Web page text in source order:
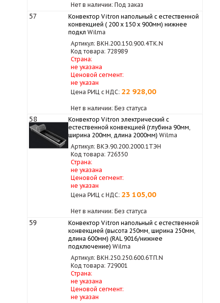
Нет в наличии: Под заказ
57
Конвектор Vitron напольный с естественной
конвекцией ( 200 х 150 х 900мм) нижнее
подкл Wilma
Артикул: ВКН.200.150.900.4ТК.N
Код товара: 728989
Страна:
не указана
Ценовой сегмент:
не указан
Цена РИЦ с НДС: 22 928,00
Нет в наличии: Без статуса
58
Конвектор Vitron электрический с
естественной конвекцией (глубина 90мм,
ширина 200мм, длина 2000мм) Wilma
Артикул: ВКЭ.90.200.2000.1ТЭН
Код товара: 726350
Страна:
не указана
Ценовой сегмент:
не указан
Цена РИЦ с НДС: 23 105,00
Нет в наличии: Без статуса
59
Конвектор Vitron напольный с естественной
конвекцией (высота 250мм, ширина 250мм,
длина 600мм) (RAL 9016/нижнее
подключение) Wilma
Артикул: ВКН.250.250.600.6ТП.N
Код товара: 729001
Страна:
не указана
Ценовой сегмент:
не указан